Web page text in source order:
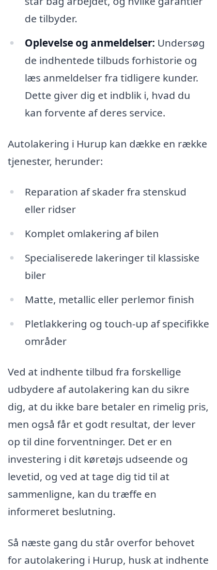
de tilbyder.
Oplevelse og anmeldelser: Undersøg
de indhentede tilbuds forhistorie og
læs anmeldelser fra tidligere kunder.
Dette giver dig et indblik i, hvad du
kan forvente af deres service.
Autolakering i Hurup kan dække en række
tjenester, herunder:
Reparation af skader fra stenskud
eller ridser
Komplet omlakering af bilen
Specialiserede lakeringer til klassiske
biler
Matte, metallic eller perlemor finish
Pletlakkering og touch-up af specifikke
områder
Ved at indhente tilbud fra forskellige
udbydere af autolakering kan du sikre
dig, at du ikke bare betaler en rimelig pris,
men også får et godt resultat, der lever
op til dine forventninger. Det er en
investering i dit køretøjs udseende og
levetid, og ved at tage dig tid til at
sammenligne, kan du træffe en
informeret beslutning.
Så næste gang du står overfor behovet
for autolakering i Hurup, husk at indhente